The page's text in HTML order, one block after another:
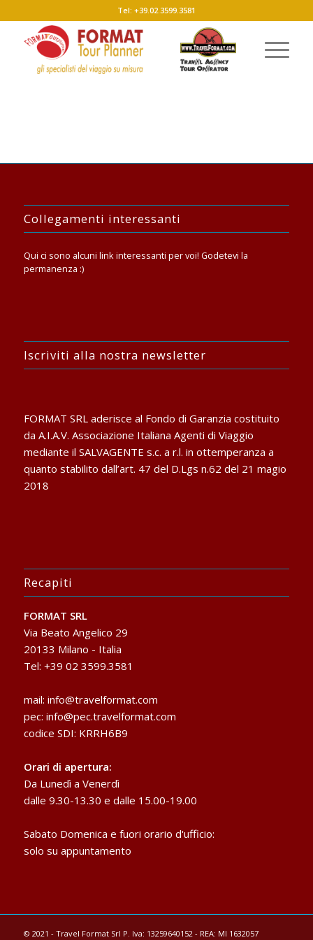
Tel: +39.02.3599.3581
Collegamenti interessanti
Qui ci sono alcuni link interessanti per voi! Godetevi la
permanenza :)
Iscriviti alla nostra newsletter
FORMAT SRL aderisce al Fondo di Garanzia costituito
da A.I.A.V. Associazione Italiana Agenti di Viaggio
mediante il SALVAGENTE s.c. a r.l. in ottemperanza a
quanto stabilito dall’art. 47 del D.Lgs n.62 del 21 magio
2018
Recapiti
FORMAT SRL
Via Beato Angelico 29
20133 Milano - Italia
Tel: +39 02 3599.3581
mail: info@travelformat.com
pec: info@pec.travelformat.com
codice SDI: KRRH6B9
Orari di apertura:
Da Lunedì a Venerdì
dalle 9.30-13.30 e dalle 15.00-19.00
Sabato Domenica e fuori orario d'ufficio:
solo su appuntamento
© 2021 - Travel Format Srl P. Iva: 13259640152 - REA: MI 1632057